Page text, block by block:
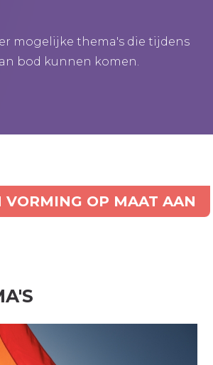
mogelijke thema's die tijdens
bod kunnen komen.
VORMING OP MAAT AAN